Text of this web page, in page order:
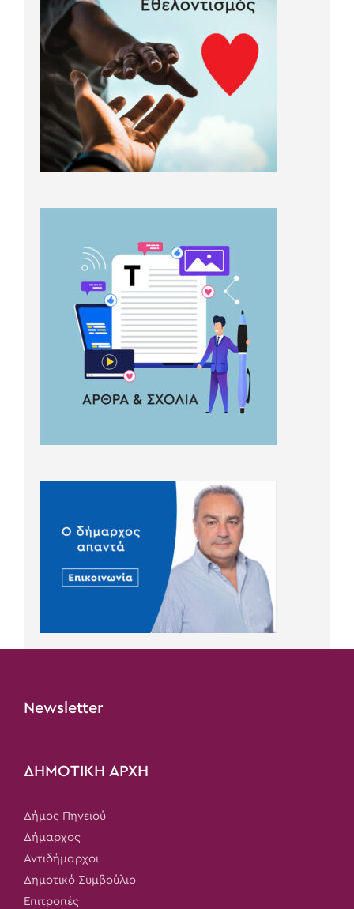
Newsletter
ΔΗΜΟΤΙΚΗ ΑΡΧΗ
Δήμος Πηνειού
Δήμαρχος
Αντιδήμαρχοι
Δημοτικό Συμβούλιο
Επιτροπές